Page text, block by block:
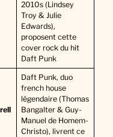
2010s (Lindsey
Troy & Julie
Edwards),
proposent cette
cover rock du hit
Daft Punk
Daft Punk, duo
french house
légendaire (Thomas
Bangalter & Guy-
Manuel de Homem-
Christo), livrent ce